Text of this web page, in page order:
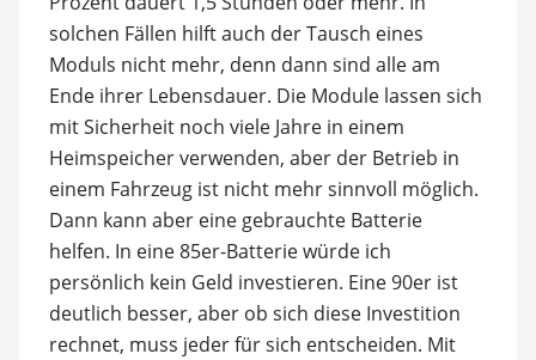
solchen Fällen hilft auch der Tausch eines
Moduls nicht mehr, denn dann sind alle am
Ende ihrer Lebensdauer. Die Module lassen sich
mit Sicherheit noch viele Jahre in einem
Heimspeicher verwenden, aber der Betrieb in
einem Fahrzeug ist nicht mehr sinnvoll möglich.
Dann kann aber eine gebrauchte Batterie
helfen. In eine 85er-Batterie würde ich
persönlich kein Geld investieren. Eine 90er ist
deutlich besser, aber ob sich diese Investition
rechnet, muss jeder für sich entscheiden. Mit